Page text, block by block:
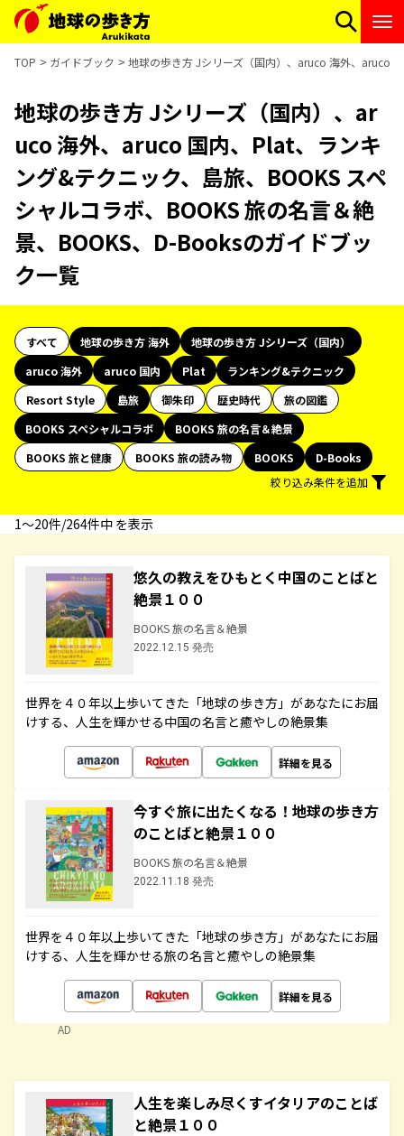
TOP ガイドブック 地球の歩き方 Jシリーズ（国内）、aruco 海外、aruco
地球の歩き方 Jシリーズ（国内）、ar
uco 海外、aruco 国内、Plat、ランキ
ング&テクニック、島旅、BOOKS スペ
シャルコラボ、BOOKS 旅の名言＆絶
景、BOOKS、D-Booksのガイドブッ
ク一覧
すべて 地球の歩き方 海外
地球の歩き方 Jシリーズ（国内）
aruco 海外
aruco 国内 Plat
ランキング&テクニック
Resort Style
島旅 御朱印 歴史時代
旅の図鑑
BOOKS スペシャルコラボ
BOOKS 旅の名言＆絶景
BOOKS 旅と健康
BOOKS 旅の読み物 BOOKS
D-Books
絞り込み条件を追加
1〜20件/264件中 を表示
悠久の教えをひもとく中国のことばと
絶景１００
BOOKS 旅の名言＆絶景
2022.12.15 発売
世界を４０年以上歩いてきた「地球の歩き方」があなたにお届
けする、人生を輝かせる中国の名言と癒やしの絶景集
詳細を見る
今すぐ旅に出たくなる！地球の歩き方
のことばと絶景１００
BOOKS 旅の名言＆絶景
2022.11.18 発売
世界を４０年以上歩いてきた「地球の歩き方」があなたにお届
けする、人生を輝かせる旅の名言と癒やしの絶景集
詳細を見る
AD
人生を楽しみ尽くすイタリアのことば
と絶景１００